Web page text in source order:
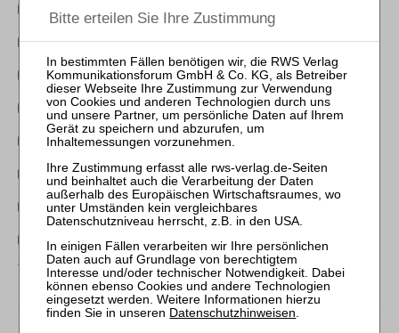
FA InsolvenzR
FA Bank/KapitalmarktR
FA Handels/GesellschaftsR
Bankmanager:in
Steuerberater:in
Unternehmensberater:in
Wirtschaftsprüfer:in
Weitere Tätigkeiten
Datenschutzhinweisen.